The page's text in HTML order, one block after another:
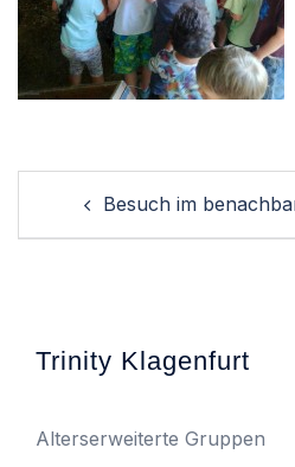
navigation
Besuch im
Trinity Klagenfurt
Alterserweiterte Gruppen